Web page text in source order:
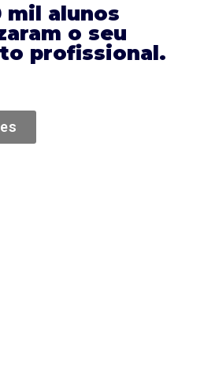
mil alunos
o seu
profissional.